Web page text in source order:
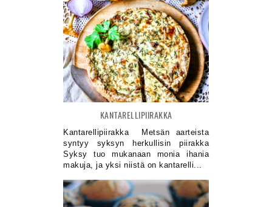
KANTARELLIPIIRAKKA
Kantarellipiirakka Metsän aarteista
syntyy syksyn herkullisin piirakka
Syksy tuo mukanaan monia ihania
makuja, ja yksi niistä on kantarelli...